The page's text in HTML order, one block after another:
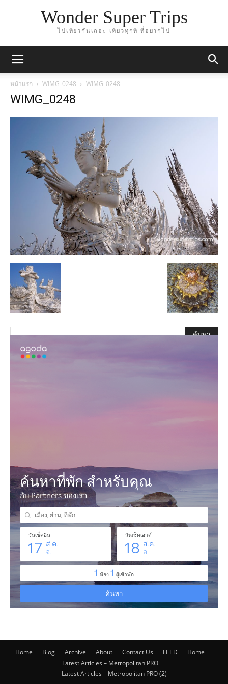
Wonder Super Trips
ไปเที่ยวกันเถอะ เที่ยวทุกที่ ที่อยากไป
หน้าแรก WIMG_0248 WIMG_0248
WIMG_0248
Home Blog Archive About Contact Us FEED
Home
Latest Articles – Metropolitan PRO
Latest Articles – Metropolitan PRO (2)